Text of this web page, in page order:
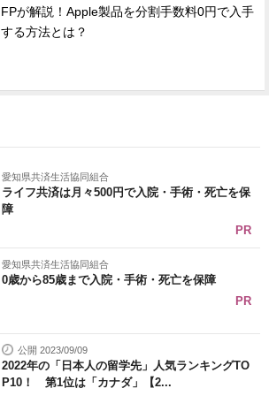
FPが解説！Apple製品を分割手数料0円で入手
する方法とは？
愛知県共済生活協同組合
ライフ共済は月々500円で入院・手術・死亡を保
障
PR
愛知県共済生活協同組合
0歳から85歳まで入院・手術・死亡を保障
PR
公開 2023/09/09
2022年の「日本人の留学先」人気ランキングTO
P10！ 第1位は「カナダ」【2...